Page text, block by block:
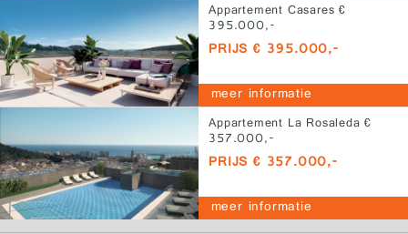
Appartement Casares €
395.000,-
PRIJS € 395.000,-
meer informatie
Appartement La Rosaleda €
357.000,-
PRIJS € 357.000,-
meer informatie